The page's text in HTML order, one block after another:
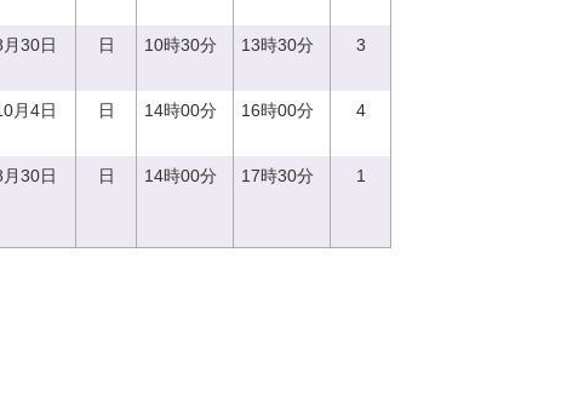
30日 日 10時30分 13時30分 3
月4日 日 14時00分 16時00分 4
30日 日 14時00分 17時30分 1